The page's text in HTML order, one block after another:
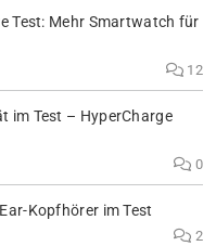
Test: Mehr Smartwatch für
12
im Test – HyperCharge
0
Kopfhörer im Test
2